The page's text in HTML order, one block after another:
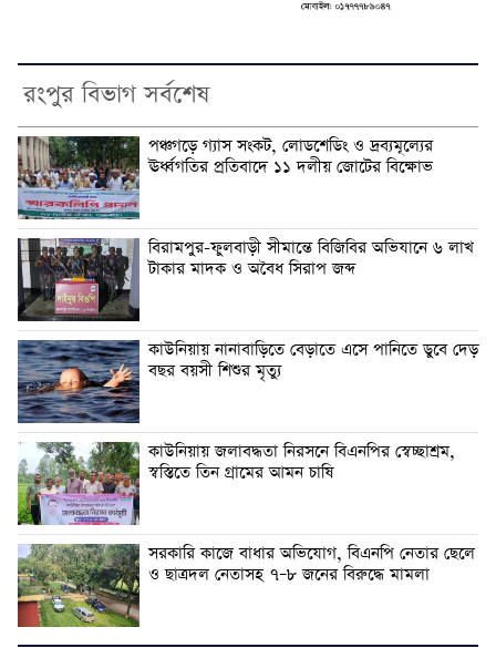
রংপুর বিভাগ সর্বশেষ
পঞ্চগড়ে গ্যাস সংকট, লোডশেডিং ও দ্রব্যমূল্যের
ঊর্ধ্বগতির প্রতিবাদে ১১ দলীয় জোটের বিক্ষোভ
বিরামপুর-ফুলবাড়ী সীমান্তে বিজিবির অভিযানে ৬ লাখ
টাকার মাদক ও অবৈধ সিরাপ জব্দ
কাউনিয়ায় নানাবাড়িতে বেড়াতে এসে পানিতে ডুবে দেড়
বছর বয়সী শিশুর মৃত্যু
কাউনিয়ায় জলাবদ্ধতা নিরসনে বিএনপির স্বেচ্ছাশ্রম,
স্বস্তিতে তিন গ্রামের আমন চাষি
সরকারি কাজে বাধার অভিযোগ, বিএনপি নেতার ছেলে
ও ছাত্রদল নেতাসহ ৭–৮ জনের বিরুদ্ধে মামলা